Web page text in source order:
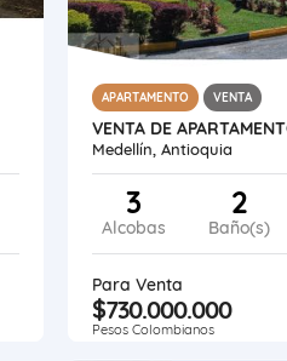
APARTAMENTO VENTA
Medellín, Antioquia
3
Alcobas
2
Baño(s)
Para Venta
$730.000.000
Pesos Colombianos